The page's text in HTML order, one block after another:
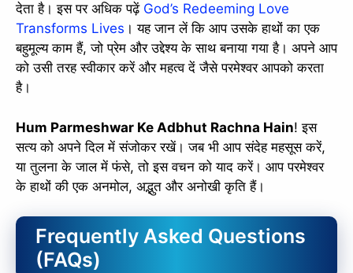
देता है। इस पर अधिक पढ़ें God’s Redeeming Love
Transforms Lives । यह जान लें कि आप उसके हाथों का एक
बहुमूल्य काम हैं, जो प्रेम और उद्देश्य के साथ बनाया गया है। अपने आप
को उसी तरह स्वीकार करें और महत्व दें जैसे परमेश्वर आपको करता
है।
Hum Parmeshwar Ke Adbhut Rachna Hain! इस
सत्य को अपने दिल में संजोकर रखें। जब भी आप संदेह महसूस करें,
या तुलना के जाल में फंसे, तो इस वचन को याद करें। आप परमेश्वर
के हाथों की एक अनमोल, अद्भुत और अनोखी कृति हैं।
Frequently Asked Questions
(FAQs)